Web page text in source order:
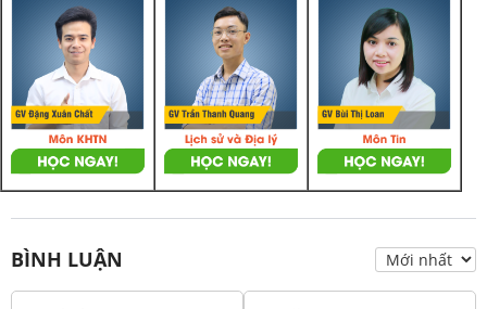
BÌNH LUẬN